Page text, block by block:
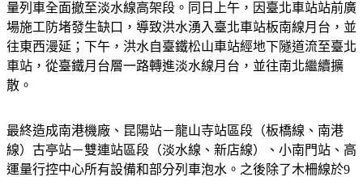
量列車全面撤至淡水線高架段。同日上午，因臺北車站站前廣
場施工防堵發生缺口，導致洪水湧入臺北車站板南線月台，並
往東西漫延；下午，洪水自臺鐵松山車站經地下隧道流至臺北
車站，從臺鐵月台層一路轉進淡水線月台，並往南北繼續擴
散。
最終造成南港機廠、昆陽站－龍山寺站區段（板橋線、南港
線）古亭站－雙連站區段（淡水線、新店線）、小南門站、高
運量行控中心所有設備和部分列車泡水。之後除了木柵線於9